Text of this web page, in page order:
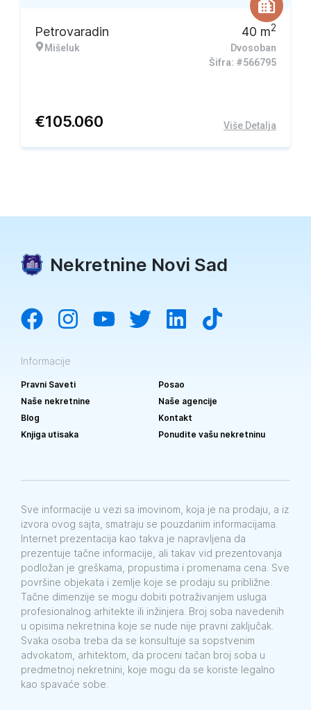
Petrovaradin
Mišeluk
40 m2
Dvosoban
Šifra: #566795
€105.060 Više Detalja
Nekretnine Novi Sad
Informacije
Pravni Saveti
Posao
Naše nekretnine
Naše agencije
Blog
Kontakt
Knjiga utisaka
Ponudite vašu nekretninu
Sve informacije u vezi sa imovinom, koja je na prodaju, a iz
izvora ovog sajta, smatraju se pouzdanim informacijama.
Internet prezentacija kao takva je napravljena da
prezentuje tačne informacije, ali takav vid prezentovanja
podložan je greškama, propustima i promenama cena. Sve
površine objekata i zemlje koje se prodaju su približne.
Tačne dimenzije se mogu dobiti potraživanjem usluga
profesionalnog arhitekte ili inžinjera. Broj soba navedenih
u opisima nekretnina koje se nude nije pravni zaključak.
Svaka osoba treba da se konsultuje sa sopstvenim
advokatom, arhitektom, da proceni tačan broj soba u
predmetnoj nekretnini, koje mogu da se koriste legalno
kao spavaće sobe.